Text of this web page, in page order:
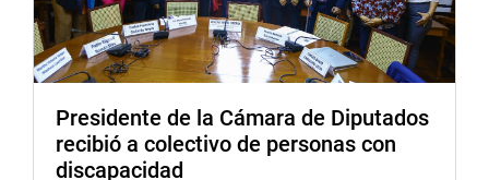
Congreso.
Se informó que, como parte de estas labores, se retiraron
tercer piso y más de 40 toneladas en el segundo piso,
producto de construcciones informales realizadas
durante las últimas décadas, muchas de ellas sin planos
Presidente de la Cámara de Diputados
recibió a colectivo de personas con
discapacidad